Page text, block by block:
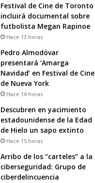
Festival de Cine de Toronto
incluirá documental sobre
futbolista Megan Rapinoe
Hace 13 horas
Pedro Almodóvar
presentará ‘Amarga
Navidad’ en Festival de Cine
de Nueva York
Hace 14 horas
Descubren en yacimiento
estadounidense de la Edad
de Hielo un sapo extinto
Hace 15 horas
Arribo de los “carteles” a la
ciberseguridad: Grupo de
ciberdelincuencia